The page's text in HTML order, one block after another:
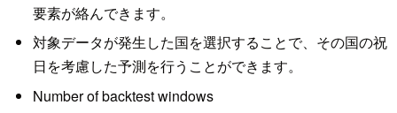
要素が絡んできます。
対象データが発生した国を選択することで、その国の祝
日を考慮した予測を行うことができます。
Number of backtest windows